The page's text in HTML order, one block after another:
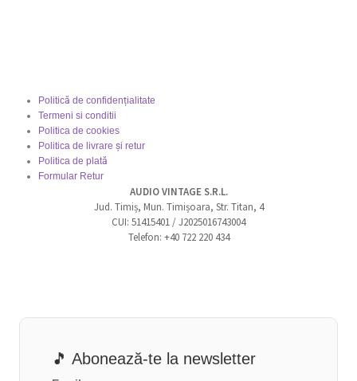
Politică de confidențialitate
Termeni si conditii
Politica de cookies
Politica de livrare și retur
Politica de plată
Formular Retur
AUDIO VINTAGE S.R.L.
Jud. Timiș, Mun. Timișoara, Str. Titan, 4
CUI: 51415401 / J2025016743004
Telefon: +40 722 220 434
🎵 Abonează-te la newsletter